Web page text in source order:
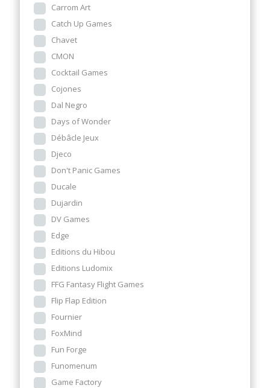
Carrom Art
Catch Up Games
Chavet
CMON
Cocktail Games
Cojones
Dal Negro
Days of Wonder
Débâcle Jeux
Djeco
Don't Panic Games
Ducale
Dujardin
DV Games
Edge
Editions du Hibou
Editions Ludomix
FFG Fantasy Flight Games
Flip Flap Edition
Fournier
FoxMind
Fun Forge
Funomenum
Game Factory